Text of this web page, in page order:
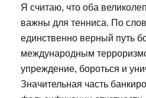
Я считаю, что оба
важны для тенниса. По
единственно верный путь
международным
упреждение, бороться и
Значительная часть